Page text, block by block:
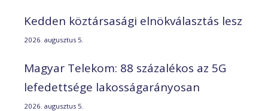
Kedden köztársasági elnökválasztás lesz
2026. augusztus 5.
Magyar Telekom: 88 százalékos az 5G
lefedettsége lakosságarányosan
2026. augusztus 5.